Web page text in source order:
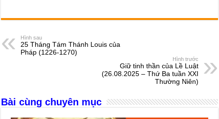
c
e
b
k
ss
e
n
at
s
A
e
a
d
s
er ail ar
Hình sau
25 Tháng Tám Thánh Louis của
Pháp (1226-1270)
Hình trước
Giữ tinh thần của Lề Luật
(26.08.2025 – Thứ Ba tuần XXI
Thường Niên)
Bài cùng chuyên mục